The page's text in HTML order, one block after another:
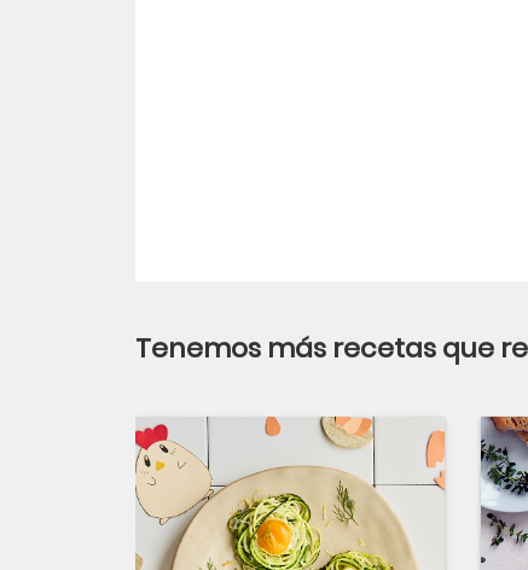
Tenemos más recetas que